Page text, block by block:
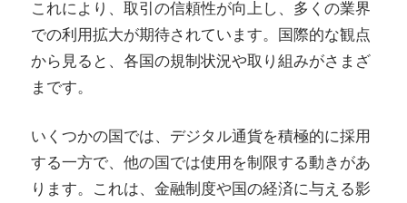
これにより、取引の信頼性が向上し、多くの業界
での利用拡大が期待されています。国際的な観点
から見ると、各国の規制状況や取り組みがさまざ
まです。
いくつかの国では、デジタル通貨を積極的に採用
する一方で、他の国では使用を制限する動きがあ
ります。これは、金融制度や国の経済に与える影